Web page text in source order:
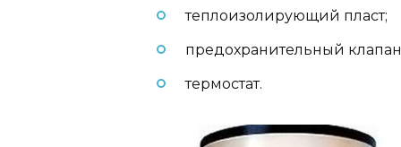
теплоизолирующий пласт;
предохранительный
термостат.